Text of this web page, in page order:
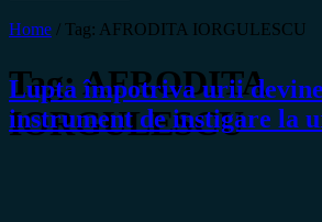
Home / Tag: AFRODITA IORGULESCU
Tag:AFRODITA
IORGULESCU
Lupta împotriva urii devine
instrument de instigare la